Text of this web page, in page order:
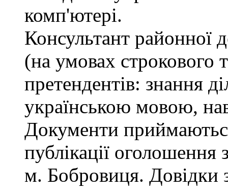
комп'ютері.
Консультант районної
(на умовах строкового
претендентів: знання
українською мовою,
Документи
публікації
м. Бобровиця. Довідки